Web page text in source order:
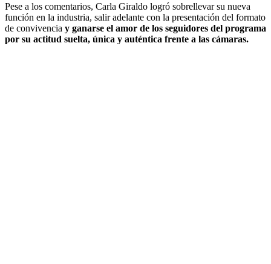
Pese a los comentarios, Carla Giraldo logró sobrellevar su nueva
función en la industria, salir adelante con la presentación del formato
de convivencia y ganarse el amor de los seguidores del programa
por su actitud suelta, única y auténtica frente a las cámaras.